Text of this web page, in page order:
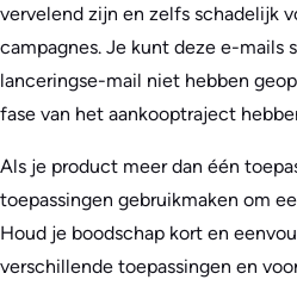
vervelend zijn en zelfs schadelijk
campagnes. Je kunt deze e-mails
lanceringse-mail niet hebben
fase van het aankooptraject
Als je product meer dan één
toepassingen gebruikmaken om
Houd je boodschap kort en
verschillende toepassingen en